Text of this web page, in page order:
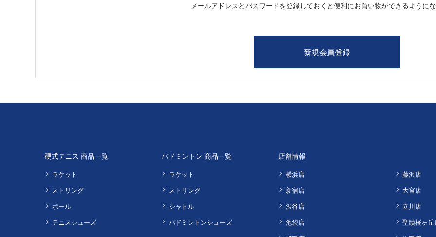
メールアドレスとパスワードを登録しておくと便利にお買い物ができるように
硬式テニス 商品一覧
ラケット
ストリング
ボール
テニスシューズ
バドミントン 商品一覧
ラケット
ストリング
シャトル
バドミントンシューズ
店舗情報
横浜店
新宿店
渋谷店
池袋店
藤沢店
大宮店
立川店
聖蹟桜ヶ丘